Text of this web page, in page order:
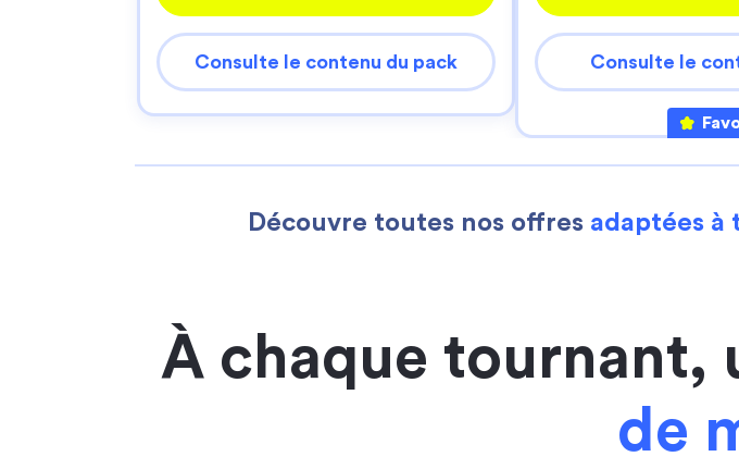
Consulte le contenu du pack Consulte le
Découvre toutes nos offres adaptées à
À chaque tournant,
de